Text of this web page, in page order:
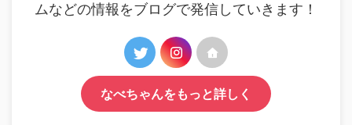
ムなどの情報をブログで発信していきます！
なべちゃんをもっと詳しく